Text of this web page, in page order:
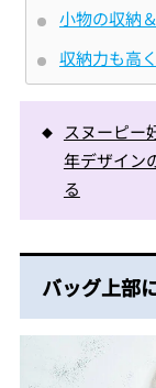
小物の収納
収納力も高
スヌーピー
年デザイン
る
バッグ上部